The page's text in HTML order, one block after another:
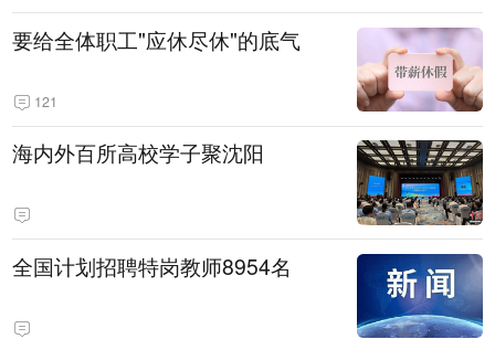
要给全体职工"应休尽休"的底气
121
海内外百所高校学子聚沈阳
全国计划招聘特岗教师8954名